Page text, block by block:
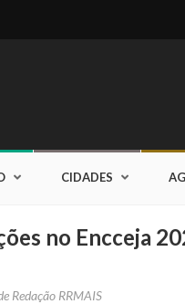
CIDADES
no Encceja
Redação RRMAIS